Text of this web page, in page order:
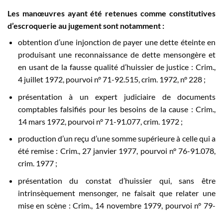
Les manœuvres ayant été retenues comme constitutives
d’escroquerie au jugement sont notamment :
obtention d’une injonction de payer une dette éteinte en
produisant une reconnaissance de dette mensongère et
en usant de la fausse qualité d’huissier de justice : Crim.,
4 juillet 1972, pourvoi n° 71-92.515, crim. 1972, n° 228 ;
présentation à un expert judiciaire de documents
comptables falsifiés pour les besoins de la cause : Crim.,
14 mars 1972, pourvoi n° 71-91.077, crim. 1972 ;
production d’un reçu d’une somme supérieure à celle qui a
été remise : Crim., 27 janvier 1977, pourvoi n° 76-91.078,
crim. 1977 ;
présentation du constat d’huissier qui, sans être
intrinsèquement mensonger, ne faisait que relater une
mise en scène : Crim., 14 novembre 1979, pourvoi n° 79-